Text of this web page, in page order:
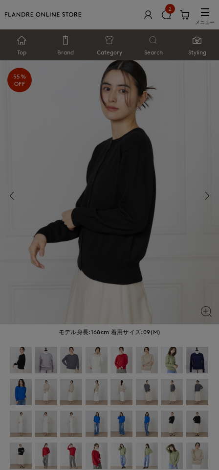
2
メニュー
Top Brand Category Search Styling
モデル身長:168cm 着用サイズ:09(M)
55%
OFF